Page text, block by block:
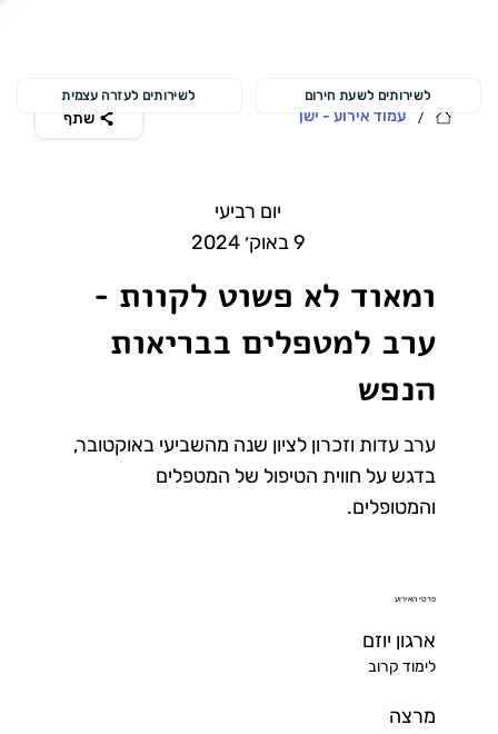
9 באוק׳ 2024
יום רביעי
ומאוד לא פשוט לקוות -
ערב למטפלים בבריאות
הנפש
ערב עדות וזכרון לציון שנה מהשביעי באוקטובר,
בדגש על חווית הטיפול של המטפלים
והמטופלים.
פרטי האירוע
ארגון יוזם
לימוד קרוב
מרצה
שתף / עמוד אירוע - ישן
לשירותים לשעת חירום לשירותים לעזרה עצמית